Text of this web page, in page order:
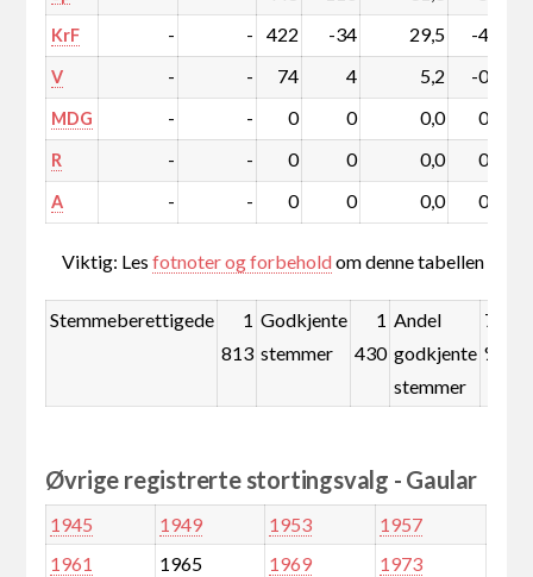
KrF - - 422 -34 29,5 -4,9
V - - 74 4 5,2 -0,1
MDG - - 0 0 0,0 0,0
R - - 0 0 0,0 0,0
A - - 0 0 0,0 0,0
Viktig: Lesfotnoter og forbeholdom denne tabellen
Stemmeberettigede
1
813
Godkjente
stemmer
1
430
Andel
godkjente
stemmer
78,9
%
Øvrige registrerte stortingsvalg - Gaular
1945 1949 1953
1957
1961
1965 1969
1973